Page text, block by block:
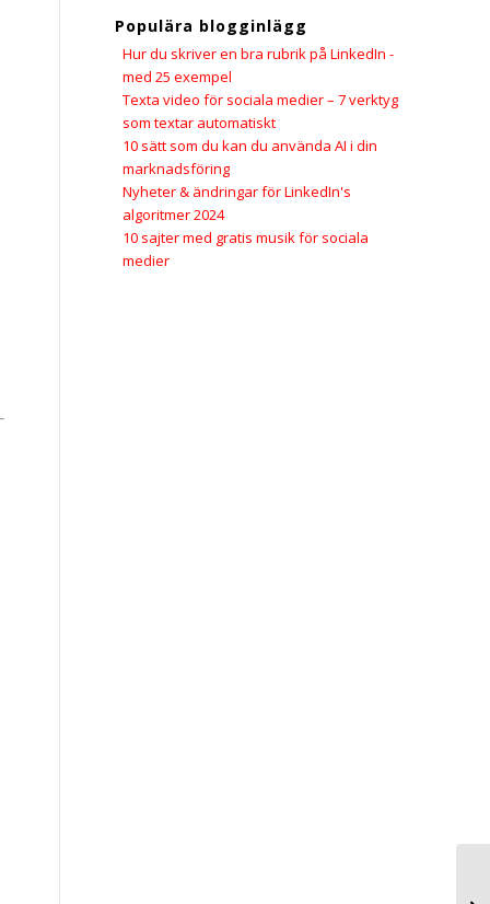
Populära blogginlägg
Hur du skriver en bra rubrik på LinkedIn -
med 25 exempel
Texta video för sociala medier – 7 verktyg
som textar automatiskt
10 sätt som du kan du använda AI i din
marknadsföring
Nyheter & ändringar för LinkedIn's
algoritmer 2024
10 sajter med gratis musik för sociala
medier